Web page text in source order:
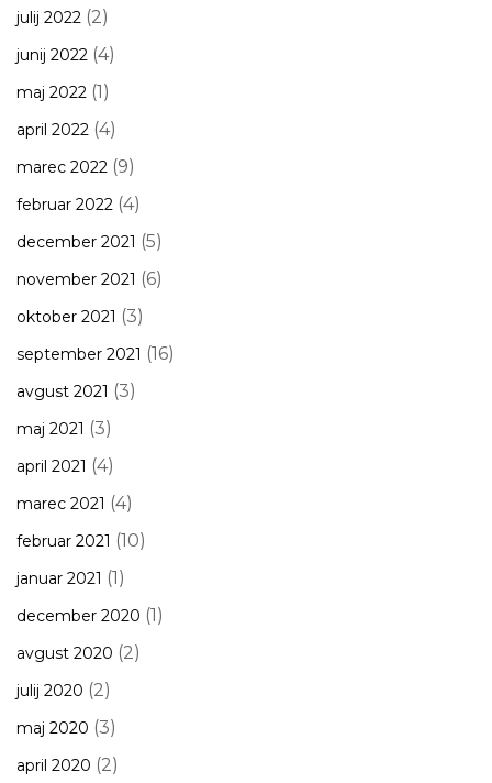
julij 2022 (2)
junij 2022 (4)
maj 2022 (1)
april 2022 (4)
marec 2022 (9)
februar 2022 (4)
december 2021 (5)
november 2021 (6)
oktober 2021 (3)
september 2021 (16)
avgust 2021 (3)
maj 2021 (3)
april 2021 (4)
marec 2021 (4)
februar 2021 (10)
januar 2021 (1)
december 2020 (1)
avgust 2020 (2)
julij 2020 (2)
maj 2020 (3)
april 2020 (2)